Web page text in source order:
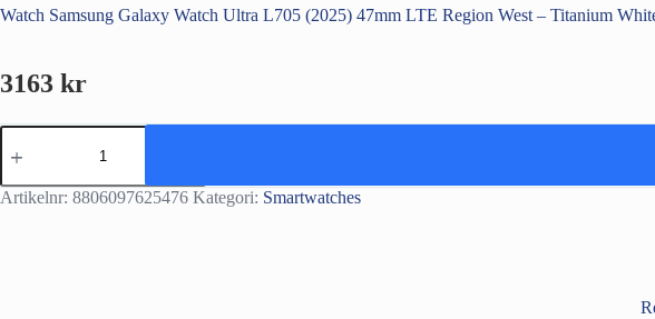
Watch Samsung Galaxy Watch Ultra L705 (2025) 47mm LTE Region West – Titanium
3163 kr
Watch
Samsung
Watch
Ultra
Artikelnr: 8806097625476 Kategori: Smartwatches